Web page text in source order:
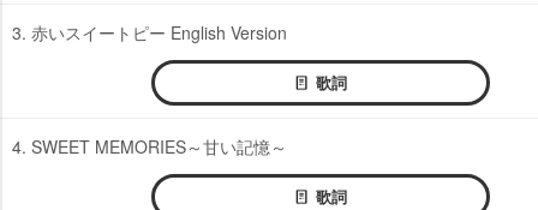
3. 赤いスイートピー English Version
歌詞
4. SWEET MEMORIES～甘い記憶～
歌詞